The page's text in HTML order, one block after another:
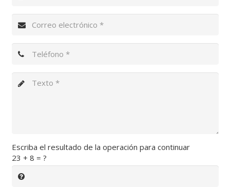
Escriba el resultado de la operación para continuar
23 + 8 = ?